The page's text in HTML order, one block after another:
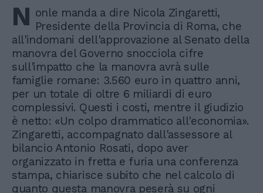
N onle manda a dire Nicola Zingaretti,
Presidente della Provincia di Roma, che
all'indomani dell'approvazione al Senato della
manovra del Governo snocciola cifre
sull'impatto che la manovra avrà sulle
famiglie romane: 3.560 euro in quattro anni,
per un totale di oltre 6 miliardi di euro
complessivi. Questi i costi, mentre il giudizio
è netto: «Un colpo drammatico all'economia».
Zingaretti, accompagnato dall'assessore al
bilancio Antonio Rosati, dopo aver
organizzato in fretta e furia una conferenza
stampa, chiarisce subito che nel calcolo di
quanto questa manovra peserà su ogni